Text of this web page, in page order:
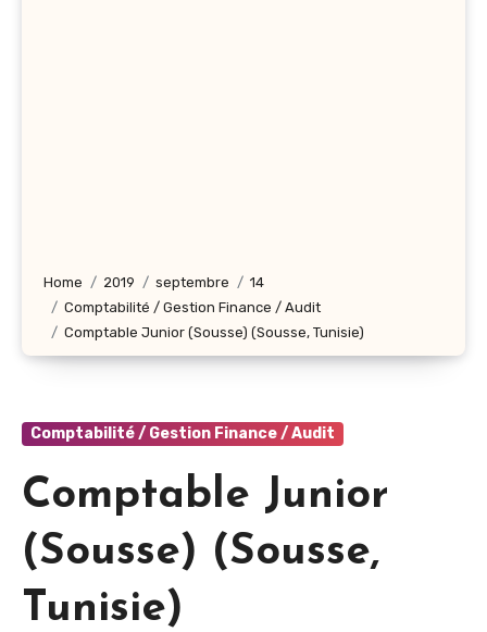
Home 2019 septembre
14
Comptabilité / Gestion Finance / Audit
Comptable Junior (Sousse) (Sousse, Tunisie)
Comptabilité / Gestion Finance / Audit
Comptable Junior
(Sousse) (Sousse,
Tunisie)